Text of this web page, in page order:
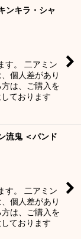
ンキラ・シャ
す。 二アミン
個人差があり
は、ご購入を
ております
流鬼 ＜パンド
す。 二アミン
個人差があり
は、ご購入を
ております